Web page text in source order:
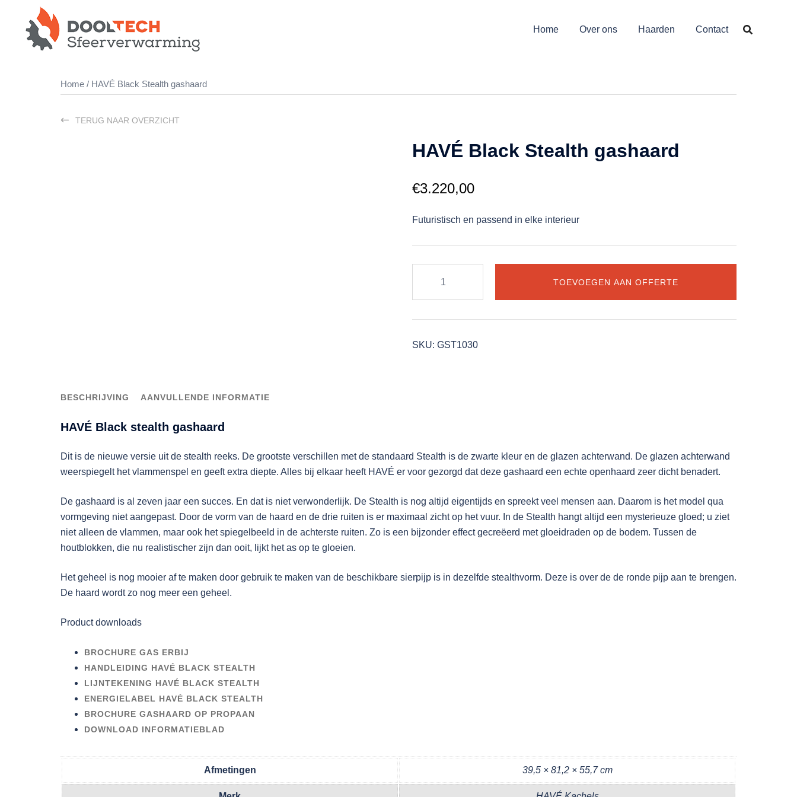
Home Over ons Haarden Contact
Home / HAVÉ Black Stealth gashaard
TERUG NAAR OVERZICHT
HAVÉ Black Stealth gashaard
€3.220,00
Futuristisch en passend in elke interieur
Stealth
gashaard
TOEVOEGEN AAN OFFERTE
SKU: GST1030
BESCHRIJVING AANVULLENDE INFORMATIE
HAVÉ Black stealth gashaard
Dit is de nieuwe versie uit de stealth reeks. De grootste verschillen met de standaard Stealth is de zwarte kleur en de glazen achterwand. De glazen achterwand
weerspiegelt het vlammenspel en geeft extra diepte. Alles bij elkaar heeft HAVÉ er voor gezorgd dat deze gashaard een echte openhaard zeer dicht benadert.
De gashaard is al zeven jaar een succes. En dat is niet verwonderlijk. De Stealth is nog altijd eigentijds en spreekt veel mensen aan. Daarom is het model qua
vormgeving niet aangepast. Door de vorm van de haard en de drie ruiten is er maximaal zicht op het vuur. In de Stealth hangt altijd een mysterieuze gloed; u ziet
niet alleen de vlammen, maar ook het spiegelbeeld in de achterste ruiten. Zo is een bijzonder effect gecreëerd met gloeidraden op de bodem. Tussen de
houtblokken, die nu realistischer zijn dan ooit, lijkt het as op te gloeien.
Het geheel is nog mooier af te maken door gebruik te maken van de beschikbare sierpijp is in dezelfde stealthvorm. Deze is over de de ronde pijp aan te brengen.
De haard wordt zo nog meer een geheel.
Product downloads
BROCHURE GAS ERBIJ
HANDLEIDING HAVÉ BLACK STEALTH
LIJNTEKENING HAVÉ BLACK STEALTH
ENERGIELABEL HAVÉ BLACK STEALTH
BROCHURE GASHAARD OP PROPAAN
DOWNLOAD INFORMATIEBLAD
Afmetingen 39,5 × 81,2 × 55,7 cm